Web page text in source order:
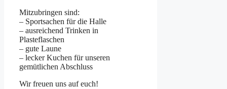
Mitzubringen sind:
– Sportsachen für die Halle
– ausreichend Trinken in
Plasteflaschen
– gute Laune
– lecker Kuchen für unseren
gemütlichen Abschluss
Wir freuen uns auf euch!